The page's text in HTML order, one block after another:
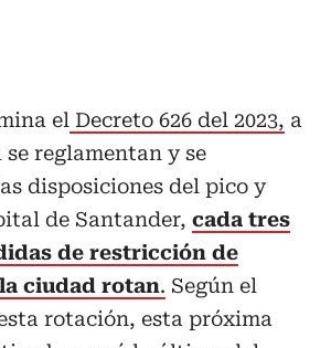
el Decreto 626 del 2023, a
reglamentan y se
disposiciones del pico y
de Santander, cada tres
de restricción de
ciudad rotan. Según el
rotación, esta próxima